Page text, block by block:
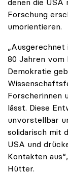
denen die USA
Forschung
umorientieren.
„Ausgerechnet
80 Jahren vom
Demokratie
Forscherinnen
lässt. Diese
unvorstellbar
solidarisch mit
USA und
Kontakten
Hütter.